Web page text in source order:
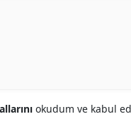
okudum ve kabul